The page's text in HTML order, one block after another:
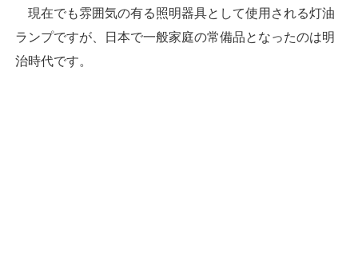
現在でも雰囲気の有る照明器具として使用される灯油
ランプですが、日本で一般家庭の常備品となったのは明
治時代です。